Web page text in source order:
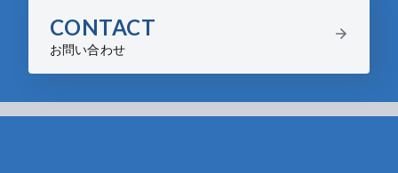
CONTACT
お問い合わせ